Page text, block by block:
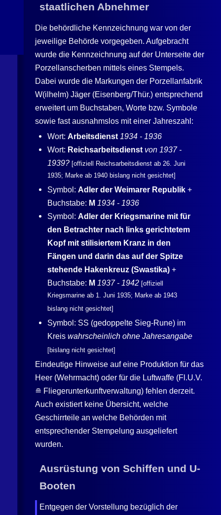
staatlichen Abnehmer
Die behördliche Kennzeichnung war von der
jeweilige Behörde vorgegeben. Aufgebracht
wurde die Kennzeichnung auf der Unterseite der
Porzellanscherben mittels eines Stempels.
Dabei wurde die Markungen der Porzellanfabrik
W(ilhelm)Jäger (Eisenberg/Thür.) entsprechend
erweitert um Buchstaben, Worte bzw. Symbole
sowie fast ausnahmslos mit einer Jahreszahl:
Wort: Arbeitsdienst 1934 - 1936
Wort: Reichsarbeitsdienst von 1937 -
1939? [offiziell Reichsarbeitsdienst ab 26. Juni
1935; Marke ab 1940 bislang nicht gesichtet]
Symbol: Adler der Weimarer Republik+
Buchstabe: M 1934 - 1936
Symbol: Adler der Kriegsmarine mit für
den Betrachter nach links gerichtetem
Kopf mit stilisiertem Kranz in den
Fängen und darin das auf der Spitze
stehende Hakenkreuz (Swastika)+
Buchstabe: M 1937 - 1942 [offiziell
Kriegsmarine ab 1. Juni 1935; Marke ab 1943
bislang nicht gesichtet]
Symbol: SS (gedoppelte Sieg-Rune) im
Kreis wahrscheinlich ohne Jahresangabe
[bislang nicht gesichtet]
Eindeutige Hinweise auf eine Produktion für das
Heer (Wehrmacht) oder für die Luftwaffe (Fl.U.V.
≘ Fliegerunterkunftverwaltung) fehlen derzeit.
Auch existiert keine Übersicht, welche
Geschirrteile an welche Behörden mit
entsprechender Stempelung ausgeliefert
wurden.
Ausrüstung von Schiffen und U-
Booten
Entgegen der Vorstellung bezüglich der